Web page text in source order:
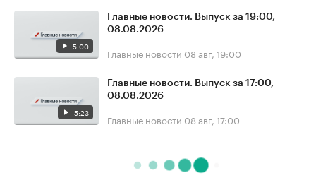
5:00
Главные новости. Выпуск за 19:00,
08.08.2026
Главные новости 08 авг, 19:00
5:23
Главные новости. Выпуск за 17:00,
08.08.2026
Главные новости 08 авг, 17:00